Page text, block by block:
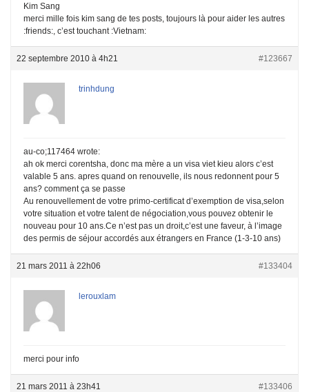
Kim Sang
merci mille fois kim sang de tes posts, toujours là pour aider les autres
:friends:, c’est touchant :Vietnam:
22 septembre 2010 à 4h21 #123667
trinhdung
au-co;117464 wrote:
ah ok merci corentsha, donc ma mère a un visa viet kieu alors c’est
valable 5 ans. apres quand on renouvelle, ils nous redonnent pour 5
ans? comment ça se passe
Au renouvellement de votre primo-certificat d’exemption de visa,selon
votre situation et votre talent de négociation,vous pouvez obtenir le
nouveau pour 10 ans.Ce n’est pas un droit,c’est une faveur, à l’image
des permis de séjour accordés aux étrangers en France (1-3-10 ans)
21 mars 2011 à 22h06 #133404
lerouxlam
merci pour info
21 mars 2011 à 23h41 #133406